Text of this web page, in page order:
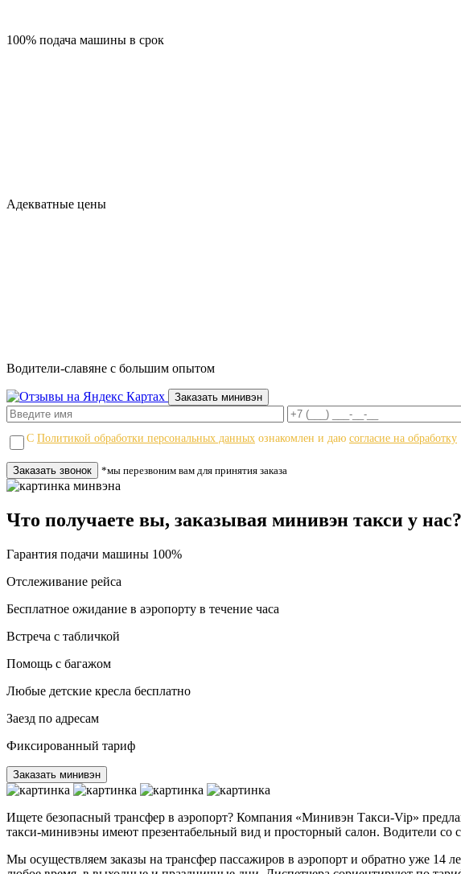
100% подача машины в срок
Адекватные цены
Водители-славяне с большим опытом
Заказать минивэн
С Политикой обработки персональных данных ознакомлен и даю согласие на обработку
*мы перезвоним вам для принятия заказа
Что получаете вы, заказывая минивэн такси у нас?
Гарантия подачи машины 100%
Отслеживание рейса
Бесплатное ожидание в аэропорту в течение часа
Встреча с табличкой
Помощь с багажом
Любые детские кресла бесплатно
Заезд по адресам
Фиксированный тариф
Заказать минивэн
Ищете безопасный трансфер в аэропорт? Компания «Минивэн Такси-Vip»
такси-минивэны имеют презентабельный вид и просторный салон. Водители со
Мы осуществляем заказы на трансфер пассажиров в аэропорт и обратно уже 14